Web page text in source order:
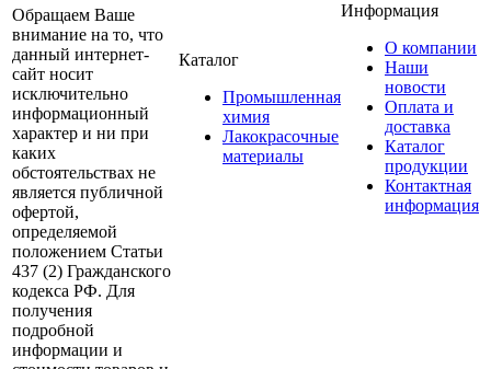
Обращаем Ваше
внимание на то, что
данный интернет-
сайт носит
исключительно
информационный
характер и ни при
каких
обстоятельствах не
является публичной
офертой,
определяемой
положением Статьи
437 (2) Гражданского
кодекса РФ. Для
получения
подробной
информации и
Каталог
Промышленная
химия
Лакокрасочные
материалы
Информация
О компании
Наши
новости
Оплата и
доставка
Каталог
продукции
Контактная
информация